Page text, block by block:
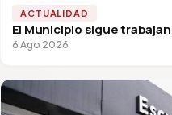
ACTUALIDAD
El Municipio sigue
6 Ago 2026